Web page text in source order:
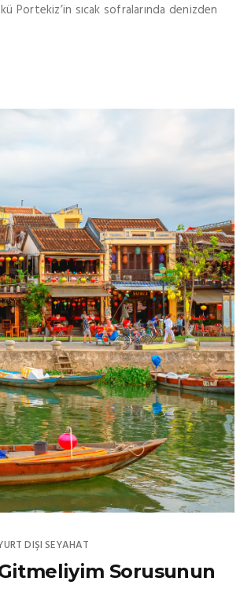
Portekiz’in sıcak sofralarında denizden
DIŞI SEYAHAT
Sorusunun